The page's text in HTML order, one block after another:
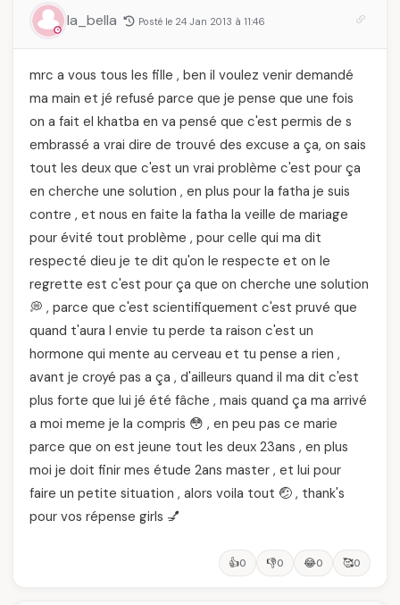
la_bella Posté le 24 Jan 2013 à 11:46
mrc a vous tous les fille , ben il voulez venir demandé
ma main et jé refusé parce que je pense que une fois
on a fait el khatba en va pensé que c'est permis de s
embrassé a vrai dire de trouvé des excuse a ça, on sais
tout les deux que c'est un vrai problème c'est pour ça
en cherche une solution , en plus pour la fatha je suis
contre , et nous en faite la fatha la veille de mariage
pour évité tout problème , pour celle qui ma dit
respecté dieu je te dit qu'on le respecte et on le
regrette est c'est pour ça que on cherche une solution
💭 , parce que c'est scientifiquement c'est pruvé que
quand t'aura l envie tu perde ta raison c'est un
hormone qui mente au cerveau et tu pense a rien ,
avant je croyé pas a ça , d'ailleurs quand il ma dit c'est
plus forte que lui jé été fâche , mais quand ça ma arrivé
a moi meme je la compris 😳 , en peu pas ce marie
parce que on est jeune tout les deux 23ans , en plus
moi je doit finir mes étude 2ans master , et lui pour
faire un petite situation , alors voila tout 🤕 , thank's
pour vos répense girls 💅
👍0 👎0 😂0 🥰0